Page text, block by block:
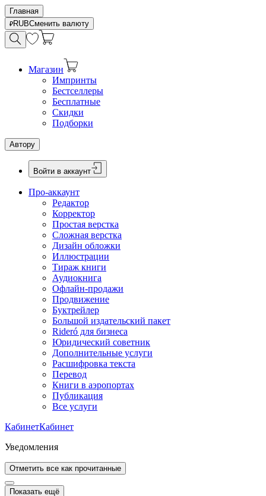
Главная
RUBСменить валюту
Магазин
Импринты
Бестселлеры
Бесплатные
Скидки
Подборки
Автору
Войти в аккаунт
Про-аккаунт
Редактор
Корректор
Простая верстка
Сложная верстка
Дизайн обложки
Иллюстрации
Тираж книги
Аудиокнига
Офлайн-продажи
Продвижение
Буктрейлер
Большой издательский пакет
Rideró для бизнеса
Юридический советник
Дополнительные услуги
Расшифровка текста
Перевод
Книги в аэропортах
Публикация
Все услуги
КабинетКабинет
Уведомления
Отметить все как прочитанные
Показать ещё